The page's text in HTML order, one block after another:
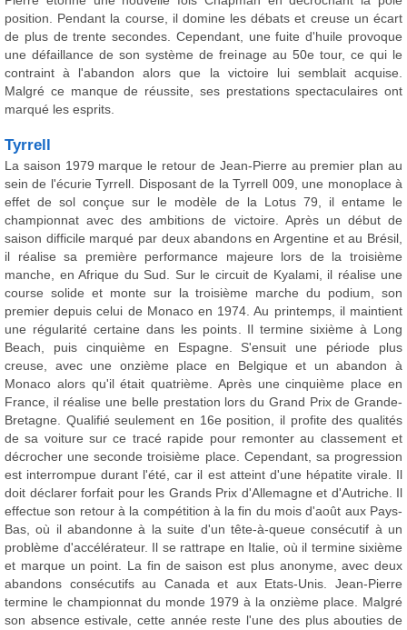
position. Pendant la course, il domine les débats et creuse un écart
de plus de trente secondes. Cependant, une fuite d'huile provoque
une défaillance de son système de freinage au 50e tour, ce qui le
contraint à l'abandon alors que la victoire lui semblait acquise.
Malgré ce manque de réussite, ses prestations spectaculaires ont
marqué les esprits.
Tyrrell
La saison 1979 marque le retour de Jean-Pierre au premier plan au
sein de l'écurie Tyrrell. Disposant de la Tyrrell 009, une monoplace à
effet de sol conçue sur le modèle de la Lotus 79, il entame le
championnat avec des ambitions de victoire. Après un début de
saison difficile marqué par deux abandons en Argentine et au Brésil,
il réalise sa première performance majeure lors de la troisième
manche, en Afrique du Sud. Sur le circuit de Kyalami, il réalise une
course solide et monte sur la troisième marche du podium, son
premier depuis celui de Monaco en 1974. Au printemps, il maintient
une régularité certaine dans les points. Il termine sixième à Long
Beach, puis cinquième en Espagne. S'ensuit une période plus
creuse, avec une onzième place en Belgique et un abandon à
Monaco alors qu'il était quatrième. Après une cinquième place en
France, il réalise une belle prestation lors du Grand Prix de Grande-
Bretagne. Qualifié seulement en 16e position, il profite des qualités
de sa voiture sur ce tracé rapide pour remonter au classement et
décrocher une seconde troisième place. Cependant, sa progression
est interrompue durant l'été, car il est atteint d'une hépatite virale. Il
doit déclarer forfait pour les Grands Prix d'Allemagne et d'Autriche. Il
effectue son retour à la compétition à la fin du mois d'août aux Pays-
Bas, où il abandonne à la suite d'un tête-à-queue consécutif à un
problème d'accélérateur. Il se rattrape en Italie, où il termine sixième
et marque un point. La fin de saison est plus anonyme, avec deux
abandons consécutifs au Canada et aux Etats-Unis. Jean-Pierre
termine le championnat du monde 1979 à la onzième place. Malgré
son absence estivale, cette année reste l'une des plus abouties de